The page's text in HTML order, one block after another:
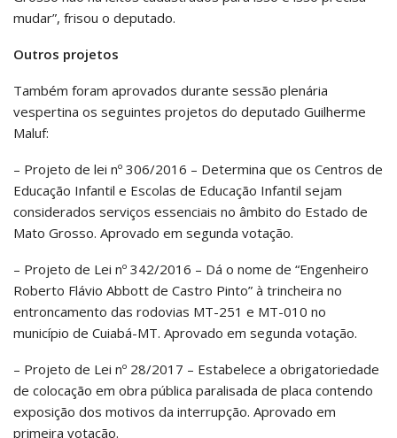
mudar”, frisou o deputado.
Outros projetos
Também foram aprovados durante sessão plenária
vespertina os seguintes projetos do deputado Guilherme
Maluf:
– Projeto de lei nº 306/2016 – Determina que os Centros de
Educação Infantil e Escolas de Educação Infantil sejam
considerados serviços essenciais no âmbito do Estado de
Mato Grosso. Aprovado em segunda votação.
– Projeto de Lei nº 342/2016 – Dá o nome de “Engenheiro
Roberto Flávio Abbott de Castro Pinto” à trincheira no
entroncamento das rodovias MT-251 e MT-010 no
município de Cuiabá-MT. Aprovado em segunda votação.
– Projeto de Lei nº 28/2017 – Estabelece a obrigatoriedade
de colocação em obra pública paralisada de placa contendo
exposição dos motivos da interrupção. Aprovado em
primeira votação.